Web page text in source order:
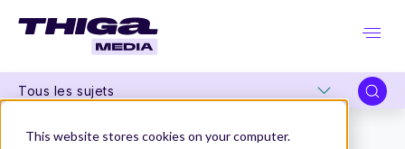
This website stores cookies on your computer.
Tous les sujets
Thiga Media
Le Dico du Produit